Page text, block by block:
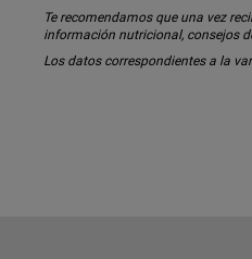
Te recomendamos que una vez
información nutricional, consejos
Los datos correspondientes a la